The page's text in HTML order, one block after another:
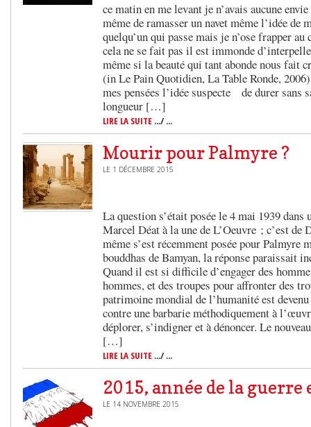
ce matin en me levant je n’avais aucune
même de ramasser un navet même l’idée de
quelqu’un qui passe mais je n’ose frapper au
cela ne se fait pas il est immonde
même si la beauté qui tant abonde nous fait
(in Le Pain Quotidien, La Table
mes pensées l’idée suspecte de durer
longueur […]
LIRE LA SUITE .../ ...
Mourir pour Palmyre ?
LE 1 DÉCEMBRE 2015
La question s’était posée le 4 mai 1939
Marcel Déat à la une de L’Oeuvre ; c’est de
même s’est récemment posée pour Palmyre
bouddhas de Bamyan, la réponse paraissait
Quand il est si difficile d’engager des
hommes, et des troupes pour affronter des
patrimoine mondial de l’humanité est
contre une barbarie méthodiquement à
déplorer, s’indigner et à dénoncer. Le
[…]
LIRE LA SUITE .../ ...
2015, année de la guerre
LE 14 NOVEMBRE 2015